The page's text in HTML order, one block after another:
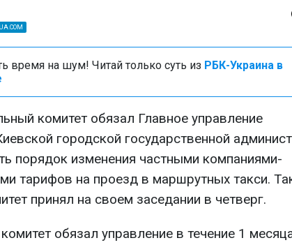
время на шум! Читай только суть из РБК-Украина в
комитет обязал Главное управление
городской государственной
порядок изменения частными компаниями-
тарифов на проезд в маршрутных такси.
принял на своем заседании в четверг.
обязал управление в течение 1